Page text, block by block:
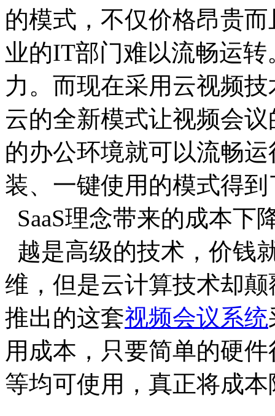
的模式，不仅价格昂贵
业的IT部门难以流畅运
力。而现在采用云视频
云的全新模式让视频会
的办公环境就可以流畅
装、一键使用的模式得
SaaS理念带来的成本下
越是高级的技术，价钱
维，但是云计算技术却
推出的这套视频会议系统
用成本，只要简单的硬
等均可使用，真正将成